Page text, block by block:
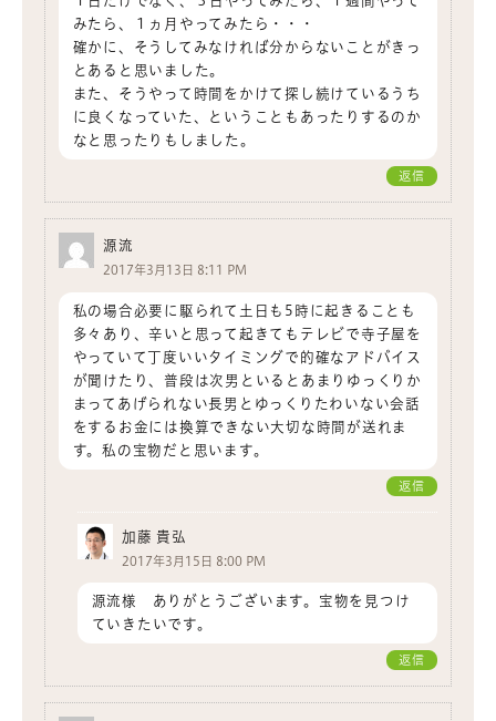
みたら、１ヵ月やってみたら・・・
確かに、そうしてみなければ分からないことがきっ
とあると思いました。
また、そうやって時間をかけて探し続けているうち
に良くなっていた、ということもあったりするのか
なと思ったりもしました。
返信
源流
2017年3月13日 8:11 PM
私の場合必要に駆られて土日も5時に起きることも
多々あり、辛いと思って起きてもテレビで寺子屋を
やっていて丁度いいタイミングで的確なアドバイス
が聞けたり、普段は次男といるとあまりゆっくりか
まってあげられない長男とゆっくりたわいない会話
をするお金には換算できない大切な時間が送れま
す。私の宝物だと思います。
返信
加藤 貴弘
2017年3月15日 8:00 PM
源流様 ありがとうございます。宝物を見つけ
ていきたいです。
返信